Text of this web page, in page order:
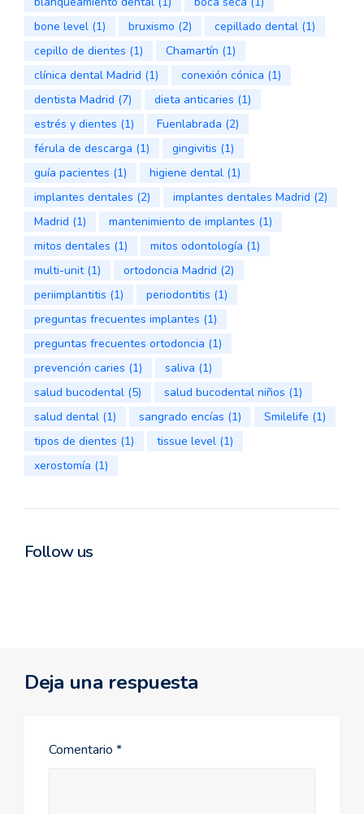
bone level (1) bruxismo (2) cepillado dental (1)
cepillo de dientes (1) Chamartín (1)
clínica dental Madrid (1) conexión cónica (1)
dentista Madrid (7) dieta anticaries (1)
estrés y dientes (1) Fuenlabrada (2)
férula de descarga (1) gingivitis (1)
guía pacientes (1) higiene dental (1)
implantes dentales (2) implantes dentales Madrid (2)
Madrid (1) mantenimiento de implantes (1)
mitos dentales (1) mitos odontología (1)
multi-unit(1) ortodoncia Madrid (2)
periimplantitis (1) periodontitis (1)
preguntas frecuentes implantes (1)
preguntas frecuentes ortodoncia (1)
prevención caries (1) saliva (1)
salud bucodental (5) salud bucodental niños (1)
salud dental (1) sangrado encías (1) Smilelife (1)
tipos de dientes (1) tissue level (1)
xerostomía (1)
Follow us
Deja una respuesta
Comentario *